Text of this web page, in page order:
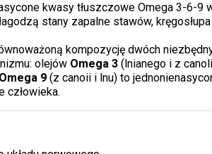
kwasy tłuszczowe Omega 3-6-9
stany zapalne stawów,
kompozycję dwóch
olejów Omega 3 (lnianego i z
Omega 9 (z canoii i lnu) to
człowieka.